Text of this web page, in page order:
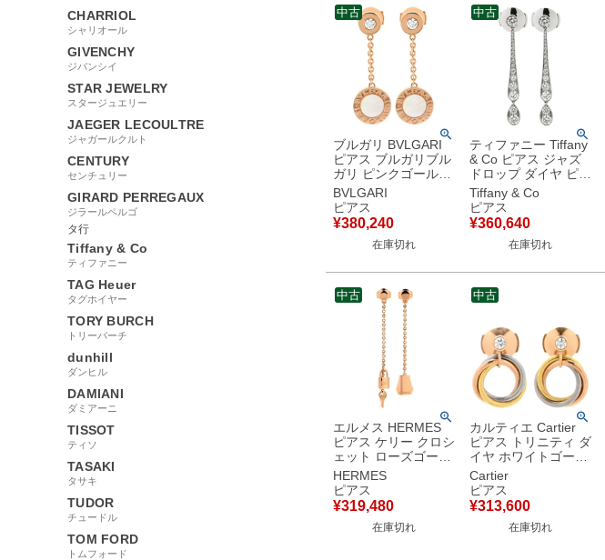
CHARRIOL
シャリオール
GIVENCHY
ジバンシイ
STAR JEWELRY
スタージュエリー
JAEGER LECOULTRE
ジャガールクルト
CENTURY
センチュリー
GIRARD PERREGAUX
ジラールペルゴ
タ行
Tiffany & Co
ティファニー
TAG Heuer
タグホイヤー
TORY BURCH
トリーバーチ
dunhill
ダンヒル
DAMIANI
ダミアーニ
TISSOT
ティソ
TASAKI
タサキ
TUDOR
チュードル
TOM FORD
トムフォード
ブルガリ BVLGARI
ピアス ブルガリブル
ガリ ピンクゴールド
Au750 ダイヤ ドロッ
プ スイング マザーオ
ブパール シェル 【中
古】
BVLGARI
ピアス
¥380,240
在庫切れ
中古
ティファニー Tiffany
& Co ピアス ジャズ
ドロップ ダイヤ ピア
ス プラチナシルバー
T＆Co. プラチナム
PT 【中古】
Tiffany & Co
ピアス
¥360,640
在庫切れ
中古
エルメス HERMES
ピアス ケリー クロシ
ェット ローズゴール
ド ピンクゴールド
750 18K PG クロシ
ェット カデナモチー
フ H220551B 【箱】
【中古】
HERMES
ピアス
¥319,480
在庫切れ
中古
カルティエ Cartier
ピアス トリニティ ダ
イヤ ホワイトゴール
ド×イエローゴールド
×ピンクゴールド 1P
1石 1粒 ダイヤ 3連
Au750 18K 18金 3カ
Cartier
ピアス
¥313,600
在庫切れ
中古